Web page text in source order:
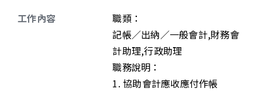
工作內容
職類：
記帳／出納／一般會計,財務會
計助理,行政助理
職務說明：
1. 協助會計應收應付作帳